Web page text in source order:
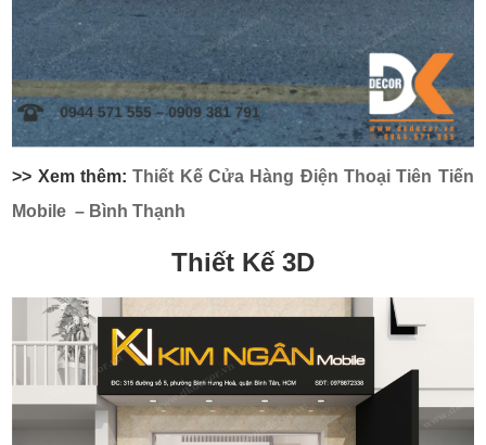
>> Xem thêm:Thiết Kế Cửa Hàng Điện Thoại Tiên Tiến
Mobile – Bình Thạnh
Thiết Kế 3D